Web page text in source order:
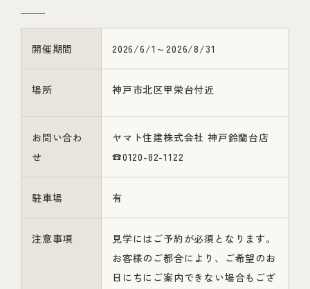
開催期間 2026/6/1～2026/8/31
場所 神戸市北区甲栄台付近
お問い合わ
せ
ヤマト住建株式会社 神戸鈴蘭台店
☎0120-82-1122
駐車場 有
注意事項
見学にはご予約が必須となります。
お客様のご都合により、ご希望のお
日にちにご案内できない場合もござ